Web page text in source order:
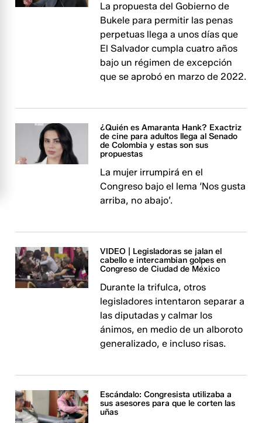
La propuesta del Gobierno de
Bukele para permitir las penas
perpetuas llega a unos días que
El Salvador cumpla cuatro años
bajo un régimen de excepción
que se aprobó en marzo de 2022.
¿Quién es Amaranta Hank? Exactriz
de cine para adultos llega al Senado
de Colombia y estas son sus
propuestas
La mujer irrumpirá en el
Congreso bajo el lema ‘Nos gusta
arriba, no abajo’.
VIDEO | Legisladoras se jalan el
cabello e intercambian golpes en
Congreso de Ciudad de México
Durante la trifulca, otros
legisladores intentaron separar a
las diputadas y calmar los
ánimos, en medio de un alboroto
generalizado, e incluso risas.
Escándalo: Congresista utilizaba a
sus asesores para que le corten las
uñas